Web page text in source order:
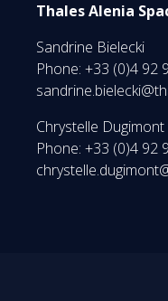
Thales Alenia
Sandrine Bielecki
Phone: +33 (0)4 92
Chrystelle Dugimont
Phone: +33 (0)4 92